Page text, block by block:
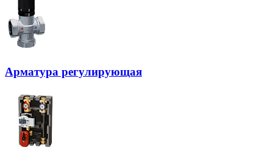
Арматура регулирующая